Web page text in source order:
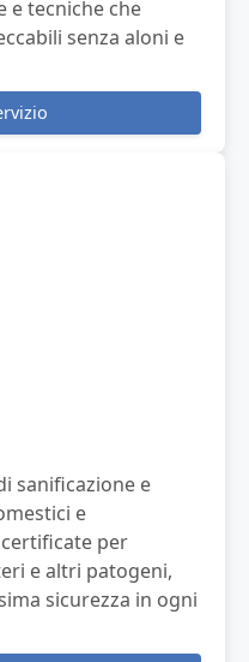
e tecniche che
senza aloni e
sanificazione e
e
per
e altri patogeni,
sicurezza in ogni